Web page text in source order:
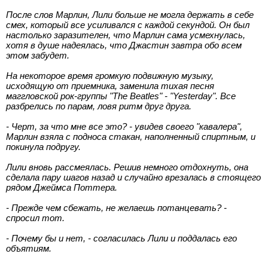
После слов Марлин, Лили больше не могла держать в себе
смех, который все усиливался с каждой секундой. Он был
настолько заразителен, что Марлин сама усмехнулась,
хотя в душе надеялась, что Джастин завтра обо всем
этом забудет.
На некоторое время громкую подвижную музыку,
исходящую от приемника, заменила тихая песня
маггловской рок-группы "The Beatles" - "Yesterday". Все
разбрелись по парам, ловя ритм друг друга.
- Черт, за что мне все это? - увидев своего "кавалера",
Марлин взяла с подноса стакан, наполненный спиртным, и
покинула подругу.
Лили вновь рассмеялась. Решив немного отдохнуть, она
сделала пару шагов назад и случайно врезалась в стоящего
рядом Джеймса Поттера.
- Прежде чем сбежать, не желаешь потанцевать? -
спросил тот.
- Почему бы и нет, - согласилась Лили и поддалась его
объятиям.